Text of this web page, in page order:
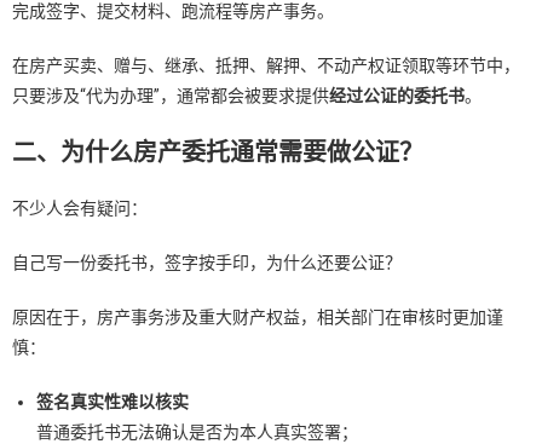
完成签字、提交材料、跑流程等房产事务。
在房产买卖、赠与、继承、抵押、解押、不动产权证领取等环节中，
只要涉及“代为办理”，通常都会被要求提供经过公证的委托书。
二、为什么房产委托通常需要做公证？
不少人会有疑问：
自己写一份委托书，签字按手印，为什么还要公证？
原因在于，房产事务涉及重大财产权益，相关部门在审核时更加谨
慎：
签名真实性难以核实
普通委托书无法确认是否为本人真实签署；